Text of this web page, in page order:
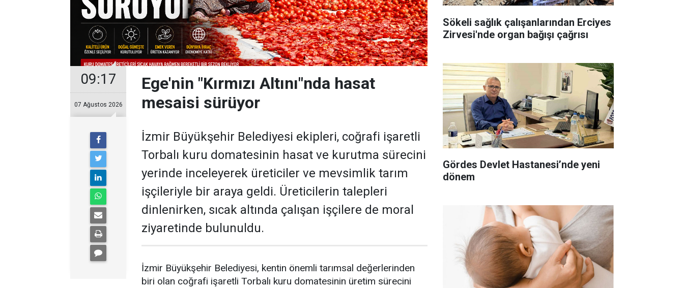
09:17
07 Ağustos 2026
Ege'nin "Kırmızı Altını"nda hasat
mesaisi sürüyor
İzmir Büyükşehir Belediyesi ekipleri, coğrafi işaretli
Torbalı kuru domatesinin hasat ve kurutma sürecini
yerinde inceleyerek üreticiler ve mevsimlik tarım
işçileriyle bir araya geldi. Üreticilerin talepleri
dinlenirken, sıcak altında çalışan işçilere de moral
ziyaretinde bulunuldu.
İzmir Büyükşehir Belediyesi, kentin önemli tarımsal değerlerinden
biri olan coğrafi işaretli Torbalı kuru domatesinin üretim sürecini
Sökeli sağlık çalışanlarından Erciyes
Zirvesi'nde organ bağışı çağrısı
Gördes Devlet Hastanesi’nde yeni
dönem